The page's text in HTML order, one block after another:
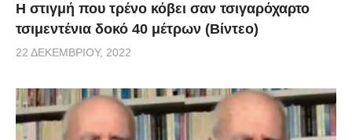
H στιγμή που τρένο κόβει σαν τσιγαρόχαρτο
τσιμεντένια δοκό 40 μέτρων (Βίντεο)
22 ΔΕΚΕΜΒΡΊΟΥ, 2022